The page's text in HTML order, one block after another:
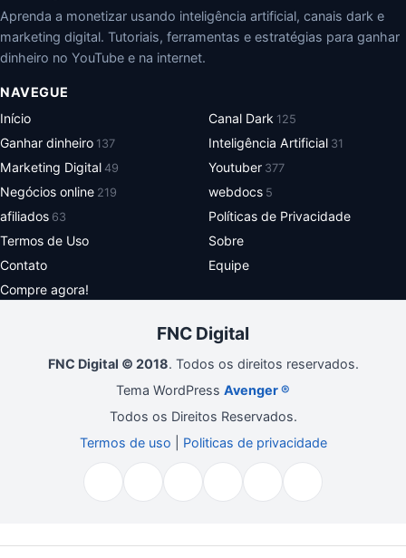
Aprenda a monetizar usando inteligência artificial, canais dark e
marketing digital. Tutoriais, ferramentas e estratégias para ganhar
dinheiro no YouTube e na internet.
NAVEGUE
Início
Canal Dark 125
Ganhar dinheiro 137 Inteligência Artificial 31
Marketing Digital 49 Youtuber 377
Negócios online 219 webdocs 5
afiliados 63
Políticas de Privacidade
Termos de Uso
Sobre
Contato
Equipe
Compre agora!
FNC Digital
FNC Digital © 2018. Todos os direitos reservados.
Tema WordPress Avenger ®
Todos os Direitos Reservados.
Termos de uso
Politicas de privacidade